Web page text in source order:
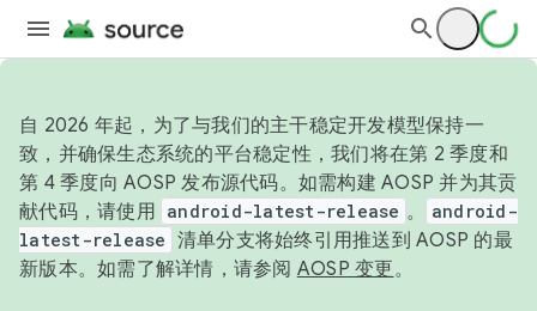
自 2026 年起，为了与我们的主干稳定开发模型保持一
致，并确保生态系统的平台稳定性，我们将在第 2 季度和
第 4 季度向 AOSP 发布源代码。如需构建 AOSP 并为其贡
献代码，请使用 android-latest-release 。
android-
latest-release 清单分支将始终引用推送到 AOSP 的最
新版本。如需了解详情，请参阅 AOSP 变更。